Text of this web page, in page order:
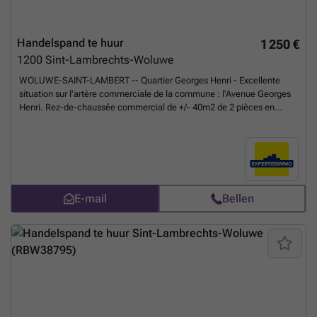
1 250 €
Handelspand te huur
1200 Sint-Lambrechts-Woluwe
WOLUWE-SAINT-LAMBERT -- Quartier Georges Henri - Excellente
situation sur l'artère commerciale de la commune : l'Avenue Georges
Henri. Rez-de-chaussée commercial de +/- 40m2 de 2 pièces en
E-mail Bellen